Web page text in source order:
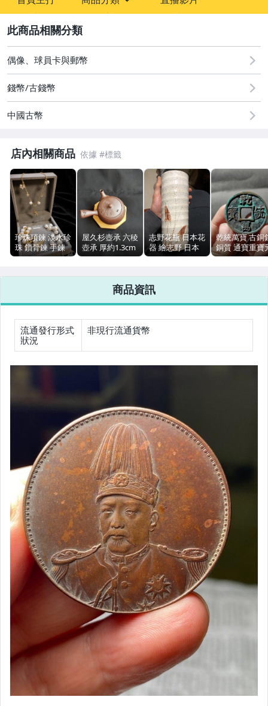
古董、藝術與礦石
居家、家具與園藝
偶像、球員卡與郵幣
女裝與服飾配件
男性精品與服飾
手錶與飾品配件
女包精品與女鞋
偶像、球員卡與郵幣
錢幣/古錢幣
中國古幣
店內相關商品
珍珠項鍊 淡水珍
珠 鎖骨鍊 手鍊
K包金保色 可疊
屋久杉壺承 六稜
壺承 厚約1.3cm
日本製
志野花瓶 日本花
器 繪志野 日本
製 釉面開片 全
乾統萬寶 古銅
銅質 通寶重寶
寶類 年代不詳
商品資訊
流通發行形式
狀況
非現行流通貨幣